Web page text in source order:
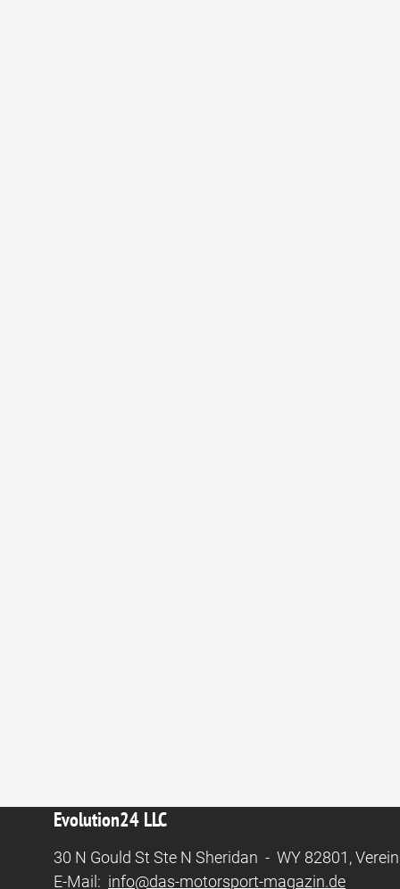
Evolution24 LLC
30 N Gould St Ste N Sheridan - WY 82801,
E-Mail: info@das-motorsport-magazin.de